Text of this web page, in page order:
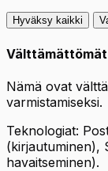
Hyväksy kaikki
Välttämättömät
Nämä ovat
varmistamiseksi.
Teknologiat:
(kirjautuminen),
havaitseminen).